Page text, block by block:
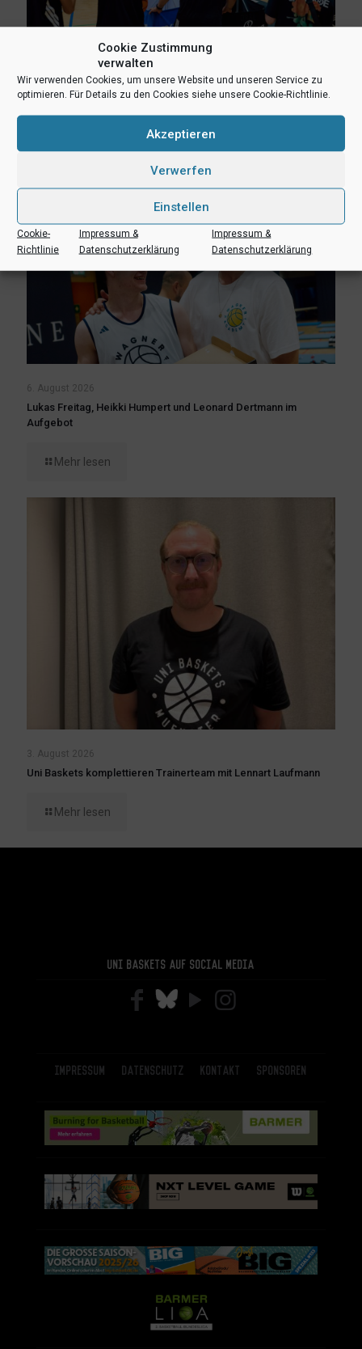
Cookie Zustimmung
verwalten
Wir verwenden Cookies, um unsere Website und unseren Service zu
optimieren. Für Details zu den Cookies siehe unsere Cookie-Richtlinie.
Akzeptieren
Verwerfen
Einstellen
Cookie-
Richtlinie
Impressum &
Datenschutzerklärung
Impressum &
Datenschutzerklärung
Erlebnis Wagner-Academy! Lernen von den NBA-Stars Franz
und Moritz Wagner
6. August 2026
Lukas Freitag, Heikki Humpert und Leonard Dertmann im
Aufgebot
Mehr lesen
3. August 2026
Uni Baskets komplettieren Trainerteam mit Lennart Laufmann
Mehr lesen
Uni Baskets auf Social Media
Impressum Datenschutz Kontakt Sponsoren